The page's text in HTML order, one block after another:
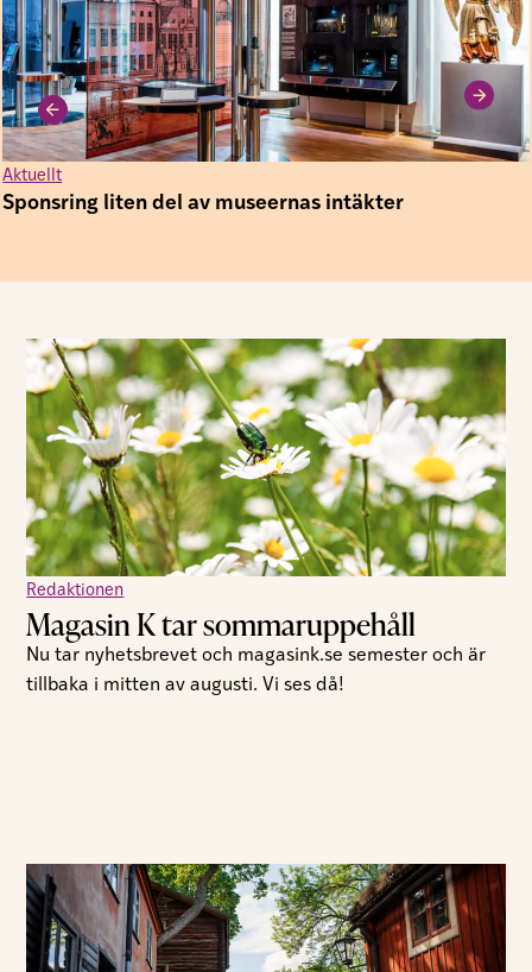
Aktuellt
Sponsring liten del av museernas intäkter
Redaktionen
Magasin K tar sommaruppehåll
Nu tar nyhetsbrevet och magasink.se semester och är
tillbaka i mitten av augusti. Vi ses då!